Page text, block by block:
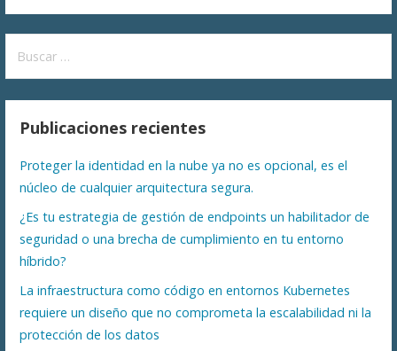
Publicaciones recientes
Proteger la identidad en la nube ya no es opcional, es el
núcleo de cualquier arquitectura segura.
¿Es tu estrategia de gestión de endpoints un habilitador de
seguridad o una brecha de cumplimiento en tu entorno
híbrido?
La infraestructura como código en entornos Kubernetes
requiere un diseño que no comprometa la escalabilidad ni la
protección de los datos